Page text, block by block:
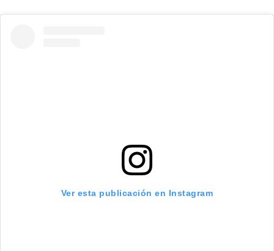
Ver esta publicación en Instagram